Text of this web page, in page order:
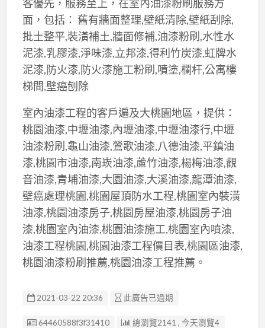
客優先，服務至上，在室內油漆粉刷服務方
面，包括： 舊有牆面整理,壁紙清除,壁紙刮除,
批土整平,裝潢補土,牆面修補,油漆粉刷,水性水
泥漆,乳膠漆,淨味漆,立邦漆,得利竹炭漆,虹牌水
泥漆,防火漆,防火漆施工粉刷,噴塗,欄杆,公寓樓
梯間,壁癌刨除
室內油漆工程的客戶遍及大桃園地區，提供：
桃園油漆,中壢油漆,內壢油漆,中壢油漆行,中壢
油漆粉刷,龜山油漆,鶯歌油漆,八德油漆,平鎮油
漆,桃園市油漆,南崁油漆,蘆竹油漆,楊梅油漆,觀
音油漆,青埔油漆,大園油漆,大溪油漆,龍潭油漆,
壁癌處理桃園,桃園屋頂防水工程,桃園室內裝潢
油漆,桃園油漆房子,桃園房屋油漆,桃園房子油
漆,桃園室內油漆,桃園油漆施工,桃園室內噴漆,
油漆工程桃園,桃園油漆工程價目表,桃園區油漆,
桃園油漆粉刷推薦,桃園油漆工程推薦。
2021-03-22 20:36 此廣告已過期
廣告编號
64460588f3f31410 總瀏覽2141 , 今天瀏覽4